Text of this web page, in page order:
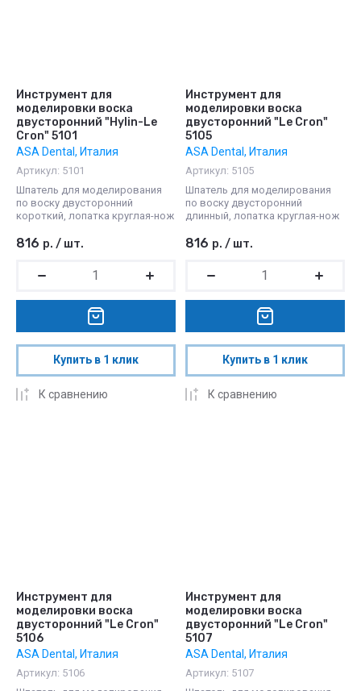
Инструмент для
моделировки воска
двусторонний "Hylin-Le
Cron" 5101
ASA Dental, Италия
Артикул: 5101
Шпатель для моделирования
по воску двусторонний
короткий, лопатка круглая-нож
816 р. / шт.
Купить в 1 клик
К сравнению
Инструмент для
моделировки воска
двусторонний "Le Cron"
5105
ASA Dental, Италия
Артикул: 5105
Шпатель для моделирования
по воску двусторонний
длинный, лопатка круглая-нож
816 р. / шт.
Купить в 1 клик
К сравнению
Инструмент для
моделировки воска
двусторонний "Le Cron"
5106
ASA Dental, Италия
Артикул: 5106
Инструмент для
моделировки воска
двусторонний "Le Cron"
5107
ASA Dental, Италия
Артикул: 5107